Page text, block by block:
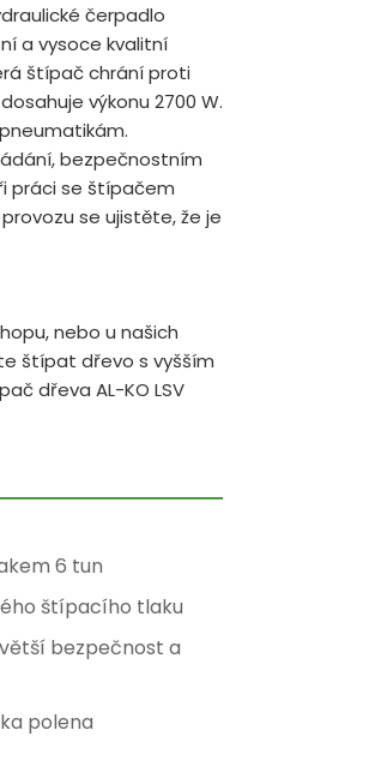
čerpadlo
a vysoce kvalitní
štípač chrání proti
výkonu 2700 W.
bezpečnostním
práci se štípačem
se ujistěte, že je
nebo u našich
štípat dřevo s vyšším
dřeva AL-KO LSV
6 tun
štípacího tlaku
bezpečnost a
polena